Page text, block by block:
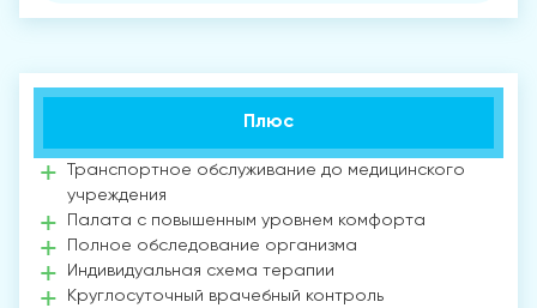
Плюс
Транспортное обслуживание до медицинского
учреждения
Палата с повышенным уровнем комфорта
Полное обследование организма
Индивидуальная схема терапии
Круглосуточный врачебный контроль